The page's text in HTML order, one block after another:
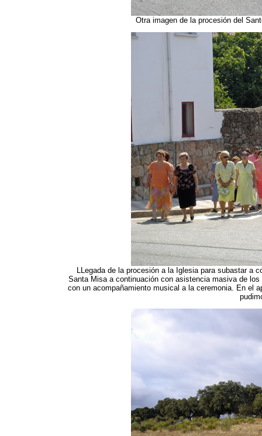
Otra imagen de la procesión del
LLegada de la procesión a la Iglesia para subastar a
Santa Misa a continuación con asistencia masiva de
con un acompañamiento musical a la ceremonia. En el